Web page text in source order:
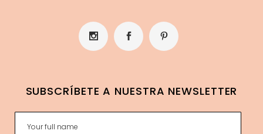
SUBSCRÍBETE A NUESTRA NEWSLETTER